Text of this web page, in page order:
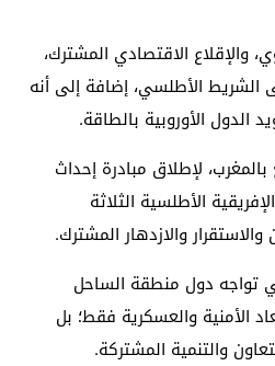
والإقلاع الاقتصادي المشترك،
الشريط الأطلسي، إضافة إلى أنه
الأوروبية بالطاقة.
لإطلاق مبادرة إحداث
الأطلسية الثلاثة
والازدهار المشترك.
تواجه دول منطقة الساحل
الأمنية والعسكرية فقط؛ بل
والتنمية المشتركة.